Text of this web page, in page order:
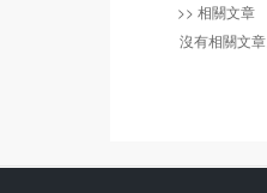
>> 相關文章
沒有相關文章